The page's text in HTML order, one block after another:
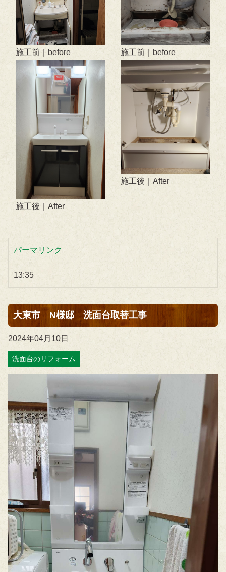
施工前｜before 施工前｜before
施工後｜After
施工後｜After
パーマリンク
13:35
大東市 N様邸 洗面台取替工事
2024年04月10日
洗面台のリフォーム